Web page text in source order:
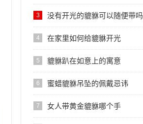
3 没有开光的貔貅可以随便带吗
4 在家里如何给貔貅开光
5 貔貅趴在如意上的寓意
6 蜜蜡貔貅吊坠的佩戴忌讳
7 女人带黄金貔貅哪个手